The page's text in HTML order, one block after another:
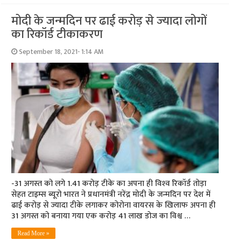
मोदी के जन्‍मदिन पर ढाई करोड़ से ज्‍यादा लोगों
का रिकॉर्ड टीकाकरण
September 18, 2021- 1:14 AM
-31 अगस्‍त को लगे 1.41 करोड़ टीके का अपना ही विश्‍व रिकॉर्ड तोड़ा
सेहत टाइम्‍स ब्‍यूरो भारत ने प्रधानमंत्री नरेंद्र मोदी के जन्मदिन पर देश में
ढाई करोड़ से ज्यादा टीके लगाकर कोरोना वायरस के खिलाफ अपना ही
31 अगस्त को बनाया गया एक करोड़ 41 लाख डोज का विश्व …
Read More »